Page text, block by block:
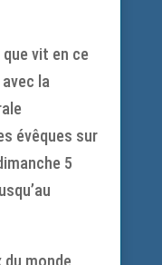
vit en ce
la
évêques sur
5
du monde